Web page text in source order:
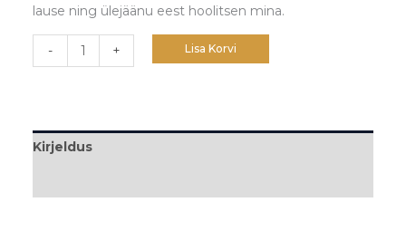
lause ning ülejäänu eest hoolitsen mina.
- + Lisa Korvi
Kirjeldus